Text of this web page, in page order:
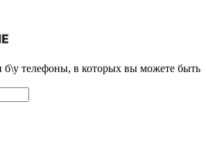
телефоны, в которых вы можете быть